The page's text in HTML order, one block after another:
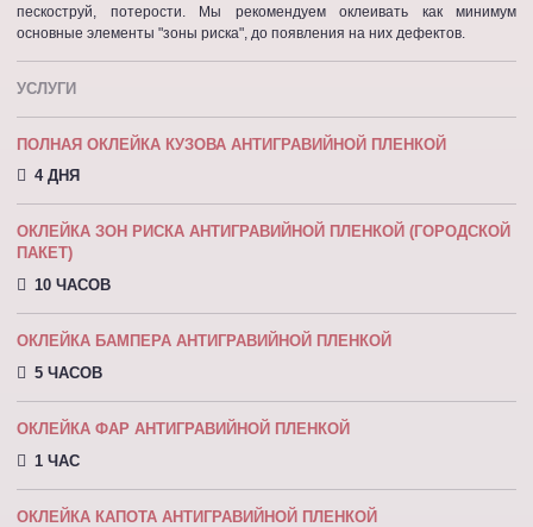
пескоструй, потерости. Мы рекомендуем оклеивать как минимум
основные элементы "зоны риска", до появления на них дефектов.
УСЛУГИ
ПОЛНАЯ ОКЛЕЙКА КУЗОВА АНТИГРАВИЙНОЙ ПЛЕНКОЙ
4 ДНЯ
ОКЛЕЙКА ЗОН РИСКА АНТИГРАВИЙНОЙ ПЛЕНКОЙ (ГОРОДСКОЙ
ПАКЕТ)
10 ЧАСОВ
ОКЛЕЙКА БАМПЕРА АНТИГРАВИЙНОЙ ПЛЕНКОЙ
5 ЧАСОВ
ОКЛЕЙКА ФАР АНТИГРАВИЙНОЙ ПЛЕНКОЙ
1 ЧАС
ОКЛЕЙКА КАПОТА АНТИГРАВИЙНОЙ ПЛEНКOЙ